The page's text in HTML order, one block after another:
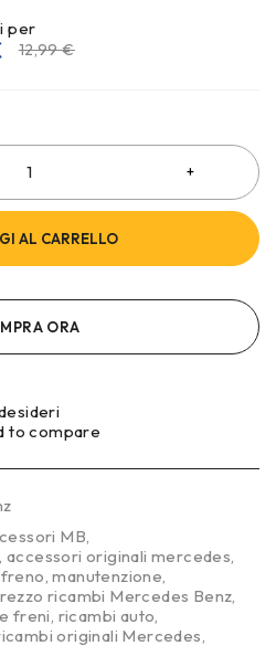
per
12,99€
AL CARRELLO
ORA
to compare
MB
,accessori originali mercedes
freno ,manutenzione
ricambi Mercedes Benz
freni ricambi auto
originali Mercedes